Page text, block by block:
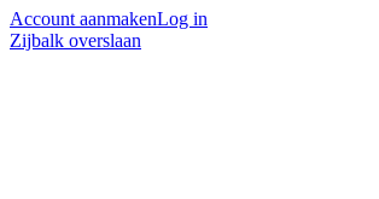
Account aanmakenLog in
Zijbalk overslaan